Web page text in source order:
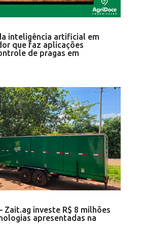
inteligência artificial em
que faz aplicações
de pragas em
Zait.ag investe R$ 8 milhões
apresentadas na